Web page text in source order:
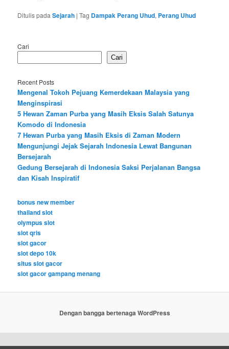
Ditulis pada Sejarah |Tag Dampak Perang Uhud, Perang Uhud
Cari
Cari
Recent Posts
Mengenal Tokoh Pejuang Kemerdekaan Malaysia yang
Menginspirasi
5 Hewan Zaman Purba yang Masih Eksis Salah Satunya
Komodo di Indonesia
7 Hewan Purba yang Masih Eksis di Zaman Modern
Mengunjungi Jejak Sejarah Indonesia Lewat Bangunan
Bersejarah
Gedung Bersejarah di Indonesia Saksi Perjalanan Bangsa
dan Kisah Inspiratif
bonus new member
thailand slot
olympus slot
slot qris
slot gacor
slot depo 10k
situs slot gacor
slot gacor gampang menang
Dengan bangga bertenaga WordPress